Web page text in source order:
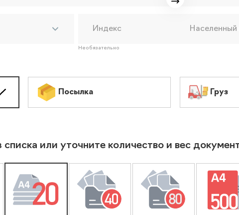
Индекс
Необязательно
Населенный
Посылка Груз
или уточните количество и вес